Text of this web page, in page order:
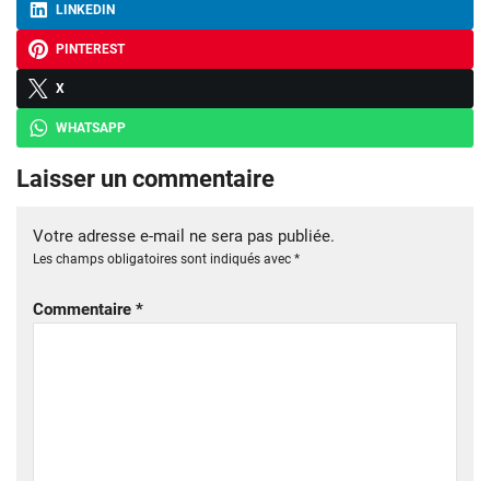
LINKEDIN
PINTEREST
X
WHATSAPP
Laisser un commentaire
Votre adresse e-mail ne sera pas publiée.
Les champs obligatoires sont indiqués avec *
Commentaire *